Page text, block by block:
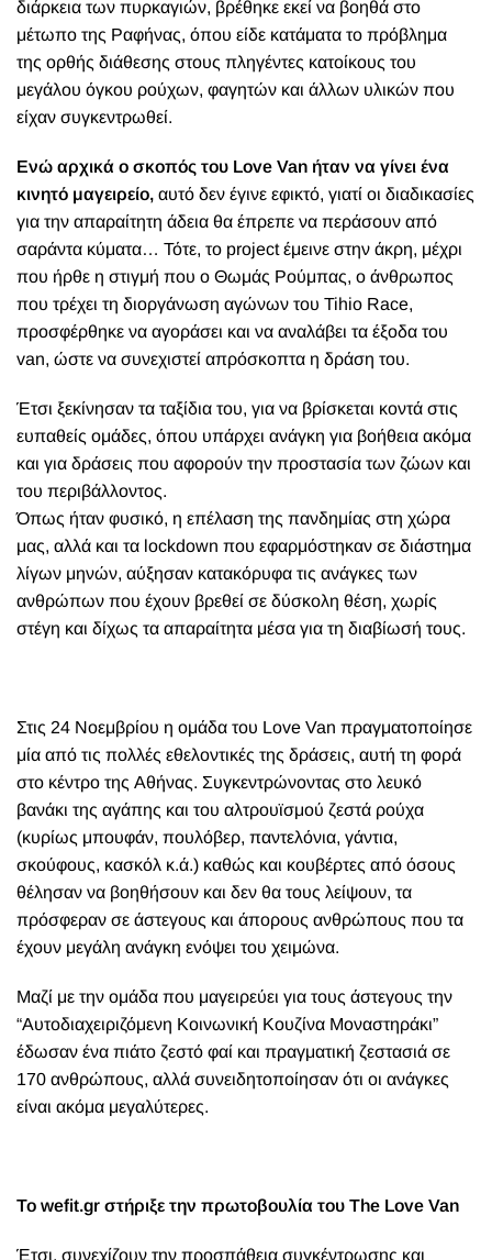
διάρκεια των πυρκαγιών, βρέθηκε εκεί να βοηθά στο
μέτωπο της Ραφήνας, όπου είδε κατάματα το πρόβλημα
της ορθής διάθεσης στους πληγέντες κατοίκους του
μεγάλου όγκου ρούχων, φαγητών και άλλων υλικών που
είχαν συγκεντρωθεί.
Ενώ αρχικά ο σκοπός του Love Van ήταν να γίνει ένα
κινητό μαγειρείο, αυτό δεν έγινε εφικτό, γιατί οι διαδικασίες
για την απαραίτητη άδεια θα έπρεπε να περάσουν από
σαράντα κύματα… Τότε, το project έμεινε στην άκρη, μέχρι
που ήρθε η στιγμή που ο Θωμάς Ρούμπας, ο άνθρωπος
που τρέχει τη διοργάνωση αγώνων του Tihio Race,
προσφέρθηκε να αγοράσει και να αναλάβει τα έξοδα του
van, ώστε να συνεχιστεί απρόσκοπτα η δράση του.
Έτσι ξεκίνησαν τα ταξίδια του, για να βρίσκεται κοντά στις
ευπαθείς ομάδες, όπου υπάρχει ανάγκη για βοήθεια ακόμα
και για δράσεις που αφορούν την προστασία των ζώων και
του περιβάλλοντος.
Όπως ήταν φυσικό, η επέλαση της πανδημίας στη χώρα
μας, αλλά και τα lockdown που εφαρμόστηκαν σε διάστημα
λίγων μηνών, αύξησαν κατακόρυφα τις ανάγκες των
ανθρώπων που έχουν βρεθεί σε δύσκολη θέση, χωρίς
στέγη και δίχως τα απαραίτητα μέσα για τη διαβίωσή τους.
Στις 24 Νοεμβρίου η ομάδα του Love Van πραγματοποίησε
μία από τις πολλές εθελοντικές της δράσεις, αυτή τη φορά
στο κέντρο της Αθήνας. Συγκεντρώνοντας στο λευκό
βανάκι της αγάπης και του αλτρουϊσμού ζεστά ρούχα
(κυρίως μπουφάν, πουλόβερ, παντελόνια, γάντια,
σκούφους, κασκόλ κ.ά.) καθώς και κουβέρτες από όσους
θέλησαν να βοηθήσουν και δεν θα τους λείψουν, τα
πρόσφεραν σε άστεγους και άπορους ανθρώπους που τα
έχουν μεγάλη ανάγκη ενόψει του χειμώνα.
Μαζί με την ομάδα που μαγειρεύει για τους άστεγους την
“Αυτοδιαχειριζόμενη Κοινωνική Κουζίνα Μοναστηράκι”
έδωσαν ένα πιάτο ζεστό φαί και πραγματική ζεστασιά σε
170 ανθρώπους, αλλά συνειδητοποίησαν ότι οι ανάγκες
είναι ακόμα μεγαλύτερες.
To wefit.gr στήριξε την πρωτοβουλία του The Love Van
Έτσι, συνεχίζουν την προσπάθεια συγκέντρωσης και